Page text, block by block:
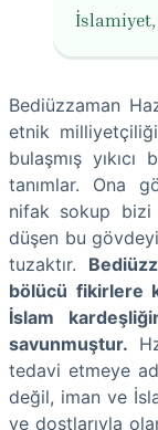
İslamiyet,
Bediüzzaman
etnik milliyetçiliği
bulaşmış
tanımlar. Ona
nifak sokup bizi
düşen bu
tuzaktır.
bölücü fikirlere
İslam
savunmuştur.
tedavi etmeye
değil, iman ve
ve dostlarıyla